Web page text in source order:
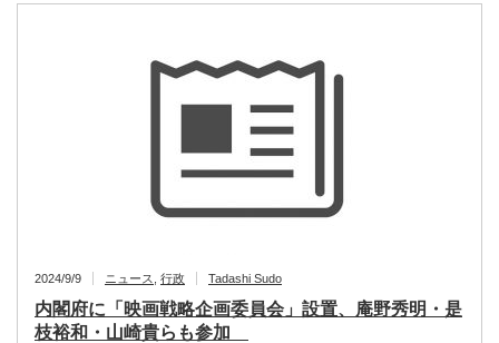
2024/9/9 ニュース 行政 Tadashi Sudo
内閣府に「映画戦略企画委員会」設置、庵野秀明・是
枝裕和・山崎貴らも参加